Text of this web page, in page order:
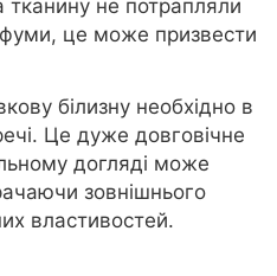
не потрапляли
це може призвести
білизну необхідно в
Це дуже довговічне
догляді може
зовнішнього
властивостей.